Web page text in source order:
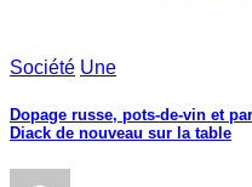
Société Une
Dopage russe, pots-de-vin et
Diack de nouveau sur la table